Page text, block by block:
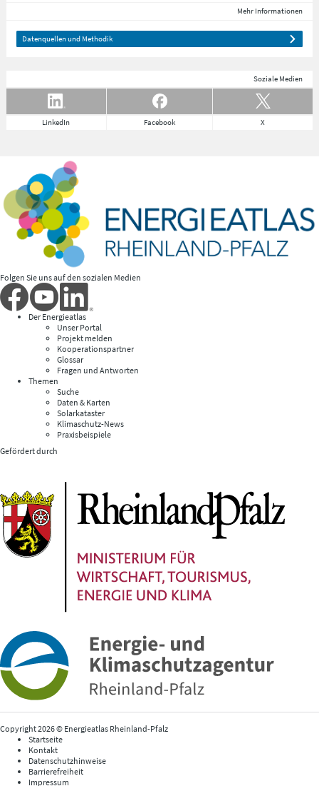
Mehr Informationen
Datenquellen und Methodik
Soziale Medien
LinkedIn Facebook X
Folgen Sie uns auf den sozialen Medien
Der Energieatlas
Unser Portal
Projekt melden
Kooperationspartner
Glossar
Fragen und Antworten
Themen
Suche
Daten & Karten
Solarkataster
Klimaschutz-News
Praxisbeispiele
Gefördert durch
Copyright 2026 © Energieatlas Rheinland-Pfalz
Startseite
Kontakt
Datenschutzhinweise
Barrierefreiheit
Impressum